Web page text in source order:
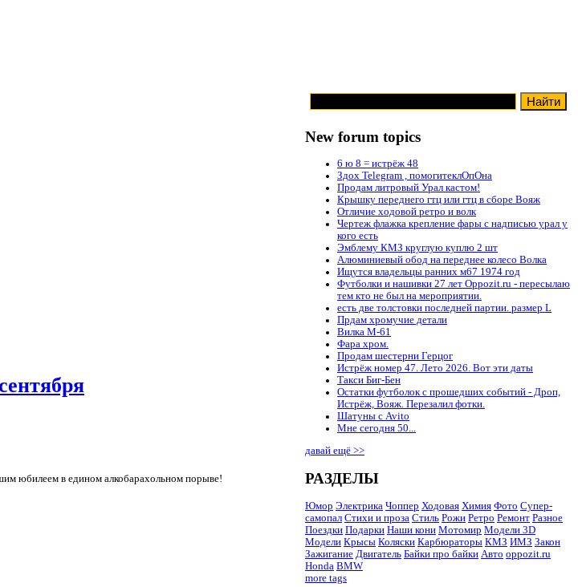
юбилеем в едином алкобарахольном порыве!
New forum topics
6 ю 8 = истрёж 48
Здох Telegram , помогитеклОпОна
Продам литровый Урал кастом!
Крышку переднего гтц или гтц в сборе Вояж
Отличие ходовой ретро и волк
Чертеж флажка крепление фары с надписью урал у
кого есть
Эмблему КМЗ круглую куплю 2 шт
Алюминиевый обод на переднее колесо Волка
Ищутся владельцы ранних м67 1974 год
Футболки и нашивки 27 лет Oppozit.ru - пересылаю
тем кто не был на мероприятии.
есть две толстовки последней партии. размер L
Прдам хромучие детали
Вилка М-61
Фара хром.
Продам шестерни Герцог
Истрёж номер 47. Лето 2026. Вот эти даты
Такси Биг-Бен
Остатки футболок с прошедших событий - Дроп,
Истрёж, Вояж. Перезалил фотки.
Шатуны с Avito
Мне сегодня 50...
давай ещё >>
РАЗДЕЛЫ
Юмор Электрика Чоппер Ходовая Химия Фото Супер-
самопал Стихи и проза Стиль Рожи Ретро Ремонт Разное
Поездки Подарки Наши кони Мотомир Модели 3D
Модели Крысы Коляски Карбюраторы КМЗ ИМЗ Закон
Зажигание Двигатель Байки про байки Авто oppozit.ru
Honda BMW
more tags